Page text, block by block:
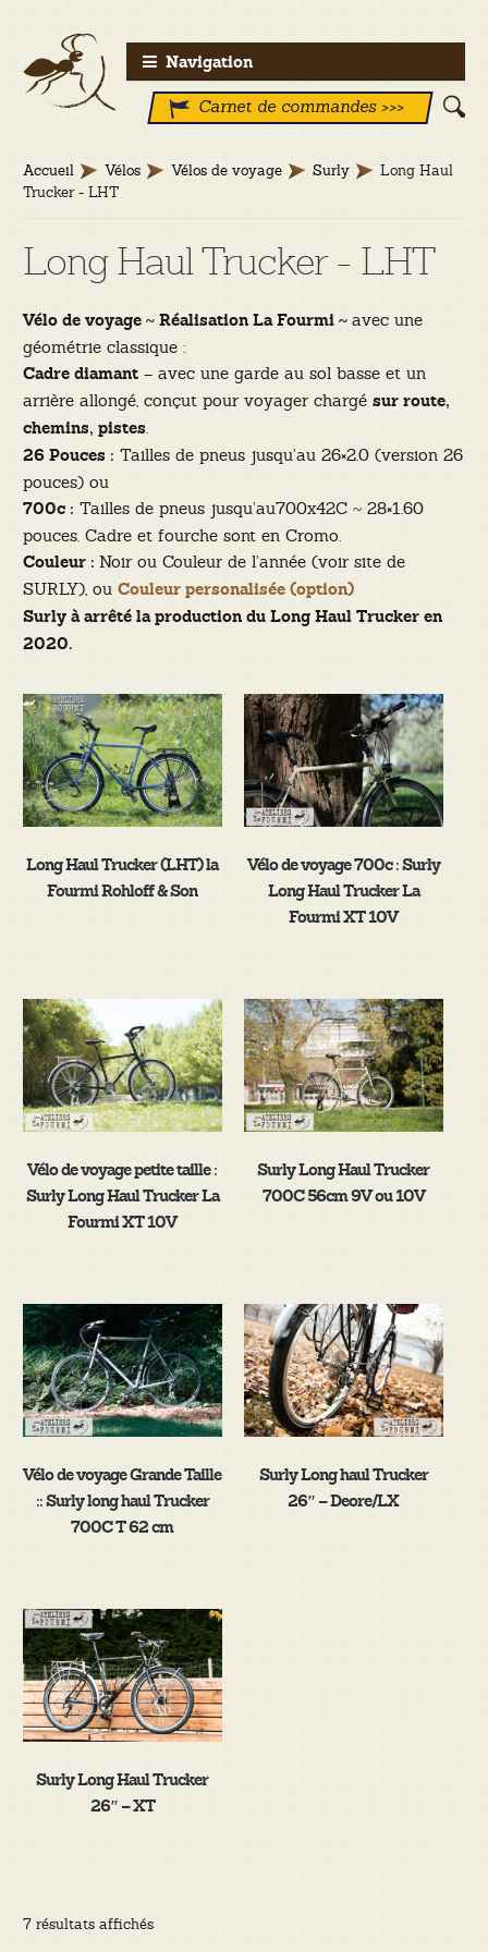
Aller
à
Aller
au
contenu
Navigation
Carnet de commandes >>>
Accueil Vélos Vélos de voyage Surly
Long Haul
Trucker - LHT
Long Haul Trucker - LHT
Vélo de voyage ~ Réalisation La Fourmi ~ avec une
géométrie classique :
Cadre diamant– avec une garde au sol basse et un
arrière allongé, conçut pour voyager chargé sur route,
chemins, pistes
26 Pouces : Tailles de pneus jusqu’au 26×2.0 (version 26
pouces) ou
700c : Tailles de pneus jusqu’au700x42C ~ 28×1.60
pouces. Cadre et fourche sont en Cromo.
Couleur : Noir ou Couleur de l’année (voir site de
SURLY), ou Couleur personalisée (option)
Surly à arrêté la production du Long Haul Trucker en
2020.
Long Haul Trucker (LHT) la
Fourmi Rohloff & Son
Vélo de voyage 700c : Surly
Long Haul Trucker La
Fourmi XT 10V
Vélo de voyage petite taille :
Surly Long Haul Trucker La
Fourmi XT 10V
Surly Long Haul Trucker
700C 56cm 9V ou 10V
Vélo de voyage Grande Taille
:: Surly long haul Trucker
700C T 62 cm
Surly Long haul Trucker
26″ – Deore/LX
Surly Long Haul Trucker
26″ – XT
7 résultats affichésTrié